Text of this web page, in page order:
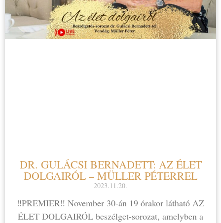
DR. GULÁCSI BERNADETT: AZ ÉLET
DOLGAIRÓL – MÜLLER PÉTERREL
2023.11.20.
‼️PREMIER‼️ November 30-án 19 órakor látható AZ
ÉLET DOLGAIRÓL beszélget-sorozat, amelyben a